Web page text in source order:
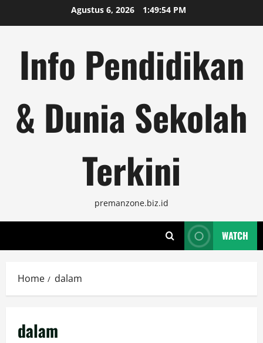
to
Agustus 6, 2026 1:49:56 PM
Info Pendidikan
& Dunia Sekolah
Terkini
premanzone.biz.id
WATCH
Home dalam
dalam